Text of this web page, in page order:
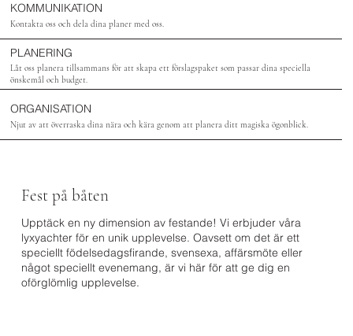
KOMMUNIKATION
Kontakta oss och dela dina planer med oss.
PLANERING
Låt oss planera tillsammans för att skapa ett förslagspaket som passar dina speciella
önskemål och budget.
ORGANISATION
Njut av att överraska dina nära och kära genom att planera ditt magiska ögonblick.
Fest på båten
Upptäck en ny dimension av festande! Vi erbjuder våra
lyxyachter för en unik upplevelse. Oavsett om det är ett
speciellt födelsedagsfirande, svensexa, affärsmöte eller
något speciellt evenemang, är vi här för att ge dig en
oförglömlig upplevelse.